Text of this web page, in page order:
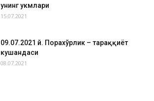
унинг ҳукмлари
15.07.2021
09.07.2021 й. Порахўрлик – тараққиёт
кушандаси
08.07.2021